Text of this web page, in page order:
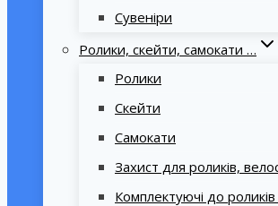
Сувеніри
Ролики, скейти, самокати …
Ролики
Скейти
Самокати
Захист для роликів,
Комплектуючі до роликів